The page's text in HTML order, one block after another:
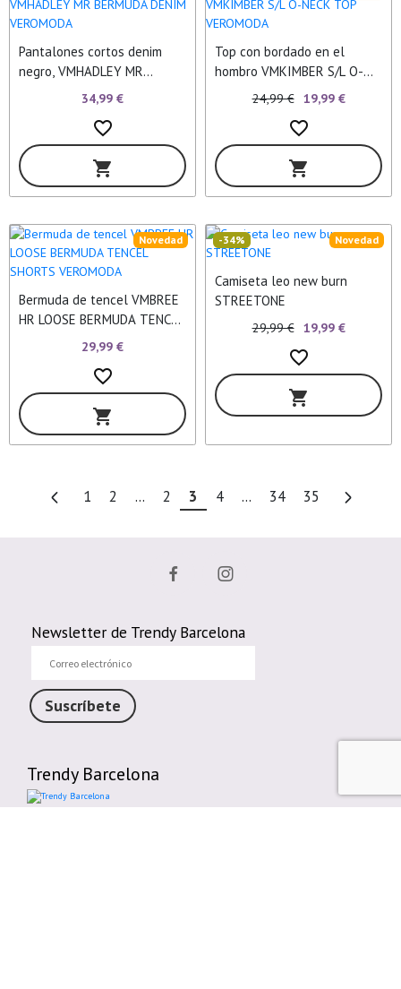
Pantalones cortos denim
negro, VMHADLEY MR
BERMUDA DENIM VEROMODA
34,99 €
favorite_border
shopping_cart
Top con bordado en el
hombro VMKIMBER S/L O-
NECK TOP VEROMODA
24,99 € 19,99 €
favorite_border
shopping_cart
Bermuda de tencel VMBREE
HR LOOSE BERMUDA TENCEL
SHORTS VEROMODA
Novedad
29,99 €
favorite_border
shopping_cart
Camiseta leo new burn
STREETONE
Novedad
-34%
29,99 € 19,99 €
favorite_border
shopping_cart
1 2 ... 2 3 4 ... 34 35
Newsletter de Trendy Barcelona
electrónico
Suscríbete
Trendy Barcelona